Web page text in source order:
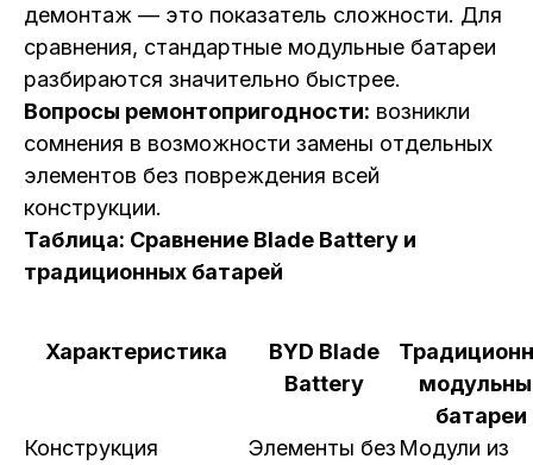
демонтаж — это показатель сложности. Для
сравнения, стандартные модульные батареи
разбираются значительно быстрее.
Вопросы ремонтопригодности: возникли
сомнения в возможности замены отдельных
элементов без повреждения всей
конструкции.
Таблица: Сравнение Blade Battery и
традиционных батарей
Характеристика
BYD Blade
Battery
батареи
Конструкция
Элементы без Модули из